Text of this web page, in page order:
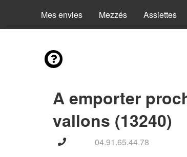
Mes envies Mezzés Assiettes
A emporter
vallons (13240)
04.91.65.44.78